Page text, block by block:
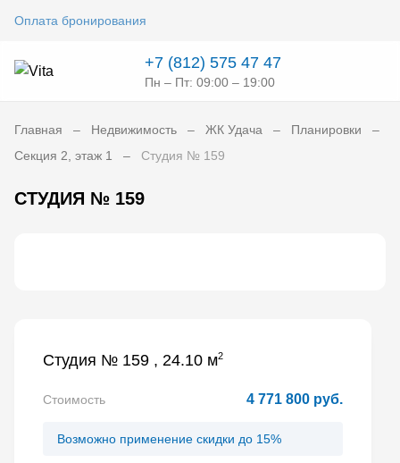
Оплата бронирования
+7 (812) 575 47 47
Пн – Пт: 09:00 – 19:00
Главная Недвижимость ЖК Удача
Планировки
Секция 2, этаж 1
Студия № 159
СТУДИЯ № 159
Студия № 159 , 24.10 м2
Стоимость 4 771 800 руб.
Возможно применение скидки до 15%